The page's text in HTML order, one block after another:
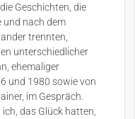
Geschichten, die
und nach dem
trennten,
unterschiedlicher
ehemaliger
und 1980 sowie von
im Gespräch.
das Glück hatten,